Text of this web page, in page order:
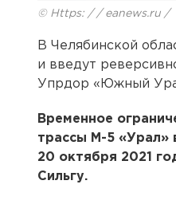
© Https: / / eanews.ru /
В Челябинской
и введут
Упрдор «Южный
Временное
трассы М-5 «Урал»
20 октября 2021
Сильгу.